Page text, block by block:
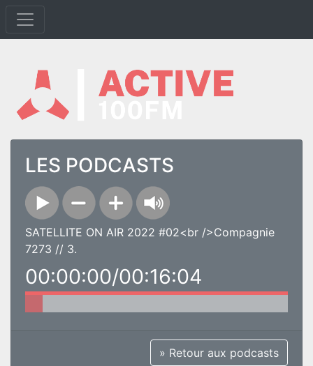
LES PODCASTS
SATELLITE ON AIR 2022 #02<br />Compagnie
7273 // 3.
00:00:00/00:16:04
» Retour aux podcasts